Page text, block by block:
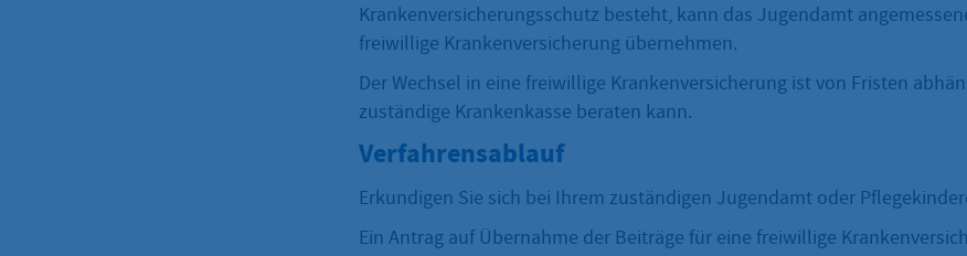
Krankenversicherungsschutz besteht, kann das Jugendamt
freiwillige Krankenversicherung übernehmen.
Der Wechsel in eine freiwillige Krankenversicherung ist von Fristen
zuständige Krankenkasse beraten kann.
Verfahrensablauf
Erkundigen Sie sich bei Ihrem zuständigen Jugendamt oder
Ein Antrag auf Übernahme der Beiträge für eine freiwillige